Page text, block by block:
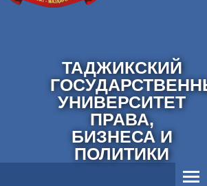
ТАДЖИКСКИЙ
УНИВЕРСИТЕТ
ПРАВА,
БИЗНЕСА И
ПОЛИТИКИ